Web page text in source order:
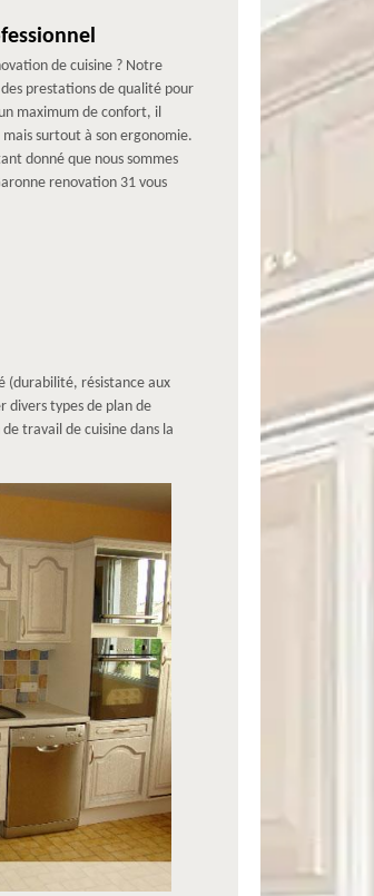
de cuisine ? Notre
prestations de qualité pour
maximum de confort, il
surtout à son ergonomie.
donné que nous sommes
renovation 31 vous
(durabilité, résistance aux
divers types de plan de
travail de cuisine dans la